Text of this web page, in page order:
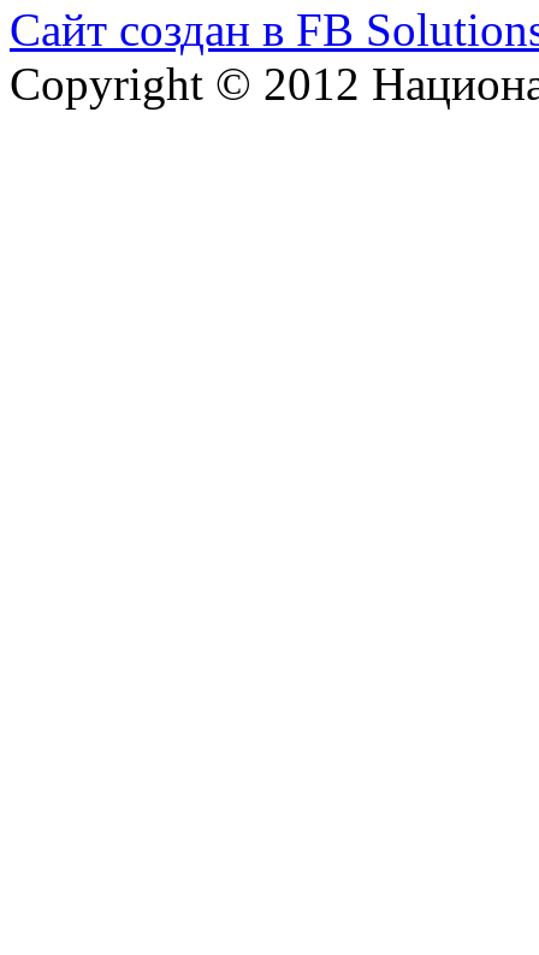
Сайт создан в FB
Copyright © 2012